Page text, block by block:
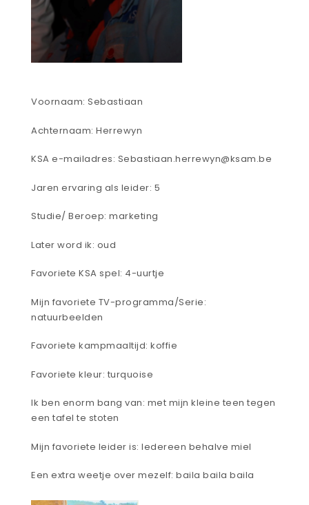
Voornaam: Sebastiaan
Achternaam: Herrewyn
KSA e-mailadres: Sebastiaan.herrewyn@ksam.be
Jaren ervaring als leider: 5
Studie/ Beroep: marketing
Later word ik: oud
Favoriete KSA spel: 4-uurtje
Mijn favoriete TV-programma/Serie:
natuurbeelden
Favoriete kampmaaltijd: koffie
Favoriete kleur: turquoise
Ik ben enorm bang van: met mijn kleine teen tegen
een tafel te stoten
Mijn favoriete leider is: Iedereen behalve miel
Een extra weetje over mezelf: baila baila baila